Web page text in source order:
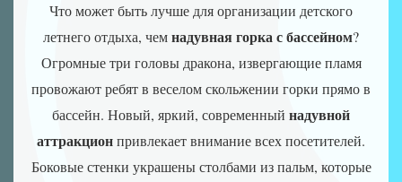
Что может быть лучше для организации детского
летнего отдыха, чемнадувная горка с бассейном?
Огромные три головы дракона, извергающие пламя
провожают ребят в веселом скольжении горки прямо в
бассейн. Новый, яркий, современный надувной
аттракционпривлекает внимание всех посетителей.
Боковые стенки украшены столбами из пальм, которые
розробки
Ігрові
атракціони
Аквапарки
Аероподушки
Повітряні
насоси